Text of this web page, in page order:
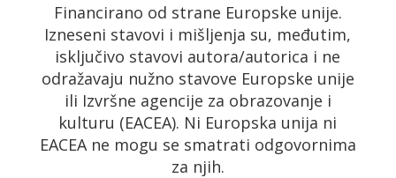
Financirano od strane Europske unije.
Izneseni stavovi i mišljenja su, međutim,
isključivo stavovi autora/autorica i ne
odražavaju nužno stavove Europske unije
ili Izvršne agencije za obrazovanje i
kulturu (EACEA). Ni Europska unija ni
EACEA ne mogu se smatrati odgovornima
za njih.